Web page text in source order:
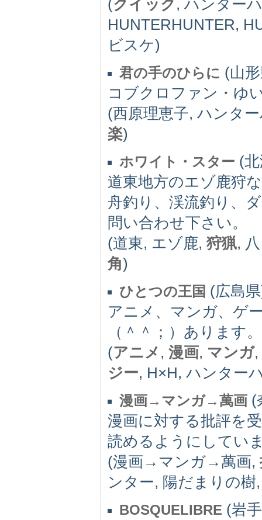
(クイック , ハンター
HUNTERHUNTER,
ビスケ)
君の手のひらに (山
コブクロファン・ゆ
(西原理恵子, ハンタ
楽)
ホワイト・スター (
道東地方のエゾ鹿狩
舟釣り、渓流釣り、
問い合わせ下さい。
(道東, エゾ鹿, 狩猟,
角)
ひとつの王国 (広島
アニメ、マンガ、ゲ
（＾＾；）あります。
(アニメ , 漫画, マンガ,
ジー, H×H, ハンター
漫画→マンガ→萬画 (
漫画に対する批評を
読めるようにしてい
(漫画→マンガ→萬画,
ンター, 陽だまりの
BOSQUELIBRE (岩